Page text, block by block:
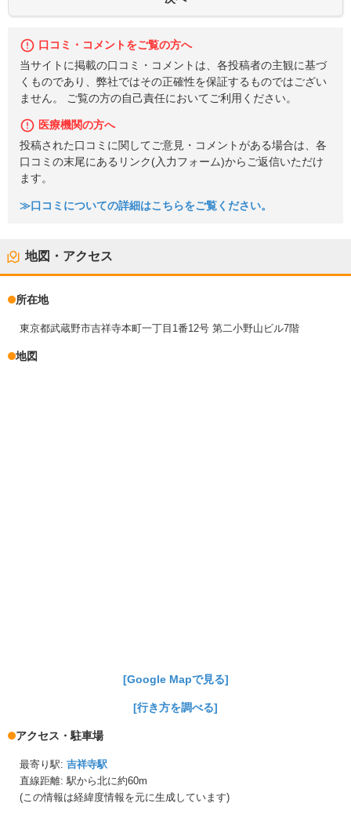
口コミ・コメントをご覧の方へ
当サイトに掲載の口コミ・コメントは、各投稿者の主観に基づ
くものであり、弊社ではその正確性を保証するものではござい
ません。 ご覧の方の自己責任においてご利用ください。
医療機関の方へ
投稿された口コミに関してご意見・コメントがある場合は、各
口コミの末尾にあるリンク(入力フォーム)からご返信いただけ
ます。
≫口コミについての詳細はこちらをご覧ください。
地図・アクセス
所在地
東京都武蔵野市吉祥寺本町一丁目1番12号 第二小野山ビル7階
地図
[Google Mapで見る]
[行き方を調べる]
アクセス・駐車場
最寄り駅: 吉祥寺駅
直線距離: 駅から北に約60m
(この情報は経緯度情報を元に生成しています)